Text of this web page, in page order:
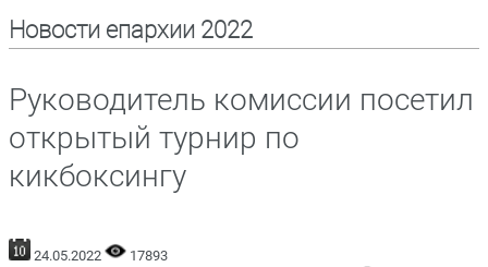
Новости епархии 2022
Руководитель комиссии посетил
открытый турнир по
кикбоксингу
24.05.2022
17893